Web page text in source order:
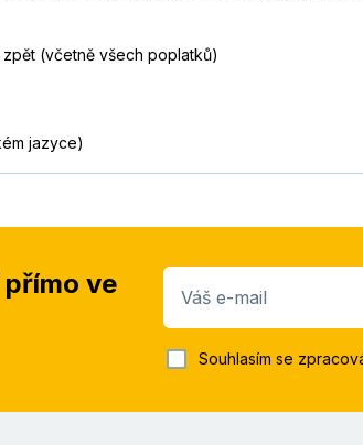
(včetně všech poplatků)
jazyce)
ve
Váš e-mail
Souhlasím se